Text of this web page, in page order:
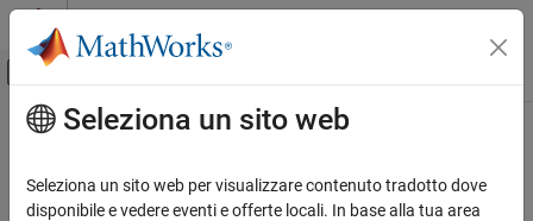
Vai al contenuto
Attiva/disattiva menu di navigazione
Pagina iniziale della documentazione
Contenuto principale
Seleziona un sito web
Seleziona un sito web per visualizzare contenuto tradotto dove
disponibile e vedere eventi e offerte locali. In base alla tua area